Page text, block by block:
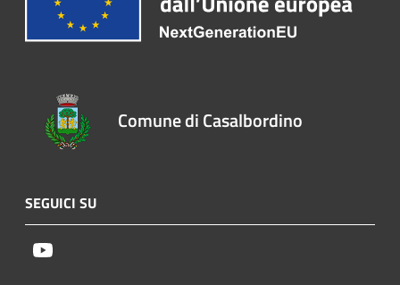
Comune di Casalbordino
SEGUICI SU